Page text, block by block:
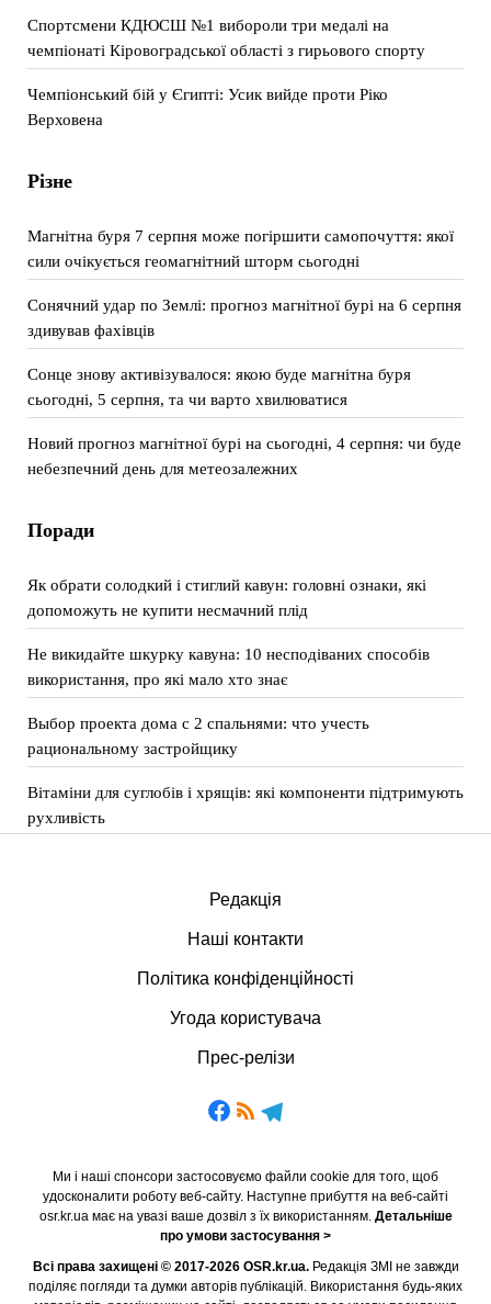
Спортсмени КДЮСШ №1 вибороли три медалі на
чемпіонаті Кіровоградської області з гирьового спорту
Чемпіонський бій у Єгипті: Усик вийде проти Ріко
Верховена
Різне
Магнітна буря 7 серпня може погіршити самопочуття: якої
сили очікується геомагнітний шторм сьогодні
Сонячний удар по Землі: прогноз магнітної бурі на 6 серпня
здивував фахівців
Сонце знову активізувалося: якою буде магнітна буря
сьогодні, 5 серпня, та чи варто хвилюватися
Новий прогноз магнітної бурі на сьогодні, 4 серпня: чи буде
небезпечний день для метеозалежних
Поради
Як обрати солодкий і стиглий кавун: головні ознаки, які
допоможуть не купити несмачний плід
Не викидайте шкурку кавуна: 10 несподіваних способів
використання, про які мало хто знає
Выбор проекта дома с 2 спальнями: что учесть
рациональному застройщику
Вітаміни для суглобів і хрящів: які компоненти підтримують
рухливість
Редакція
Наші контакти
Політика конфіденційності
Угода користувача
Прес-релізи
Ми і наші спонсори застосовуємо файли cookie для того, щоб
удосконалити роботу веб-сайту. Наступне прибуття на веб-сайті
osr.kr.ua має на увазі ваше дозвіл з їх використанням. Детальніше
про умови застосування >
Всі права захищені © 2017-2026 OSR.kr.ua.Редакція ЗМІ не завжди
поділяє погляди та думки авторів публікацій. Використання будь-яких